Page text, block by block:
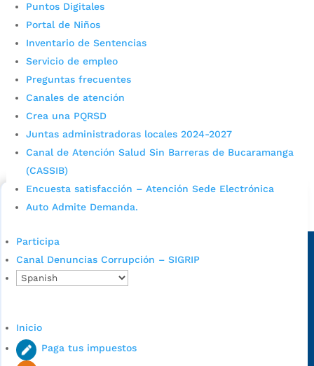
Puntos Digitales
Portal de Niños
Inventario de Sentencias
Servicio de empleo
Preguntas frecuentes
Canales de atención
Crea una PQRSD
Juntas administradoras locales 2024-2027
Canal de Atención Salud Sin Barreras de Bucaramanga
(CASSIB)
Encuesta satisfacción – Atención Sede Electrónica
Auto Admite Demanda.
Participa
Canal Denuncias Corrupción – SIGRIP
Inicio
Paga tus impuestos
Cupos Escolares Bucaramanga 2022
Consulta aqui los pasos para inscribirse y solicitar un
cupo escolar en los colegios oficiales de
Alcaldía de Bucaramanga
Sede principal